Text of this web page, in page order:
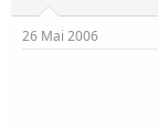
d
o
26 Mai 2006